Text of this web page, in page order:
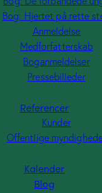
Bog: Hjertet på rette
Anmeldelse
Medforfatterskab
Boganmeldelser
Pressebilleder
Referencer
Kunder
Offentlige
Kalender
Blog